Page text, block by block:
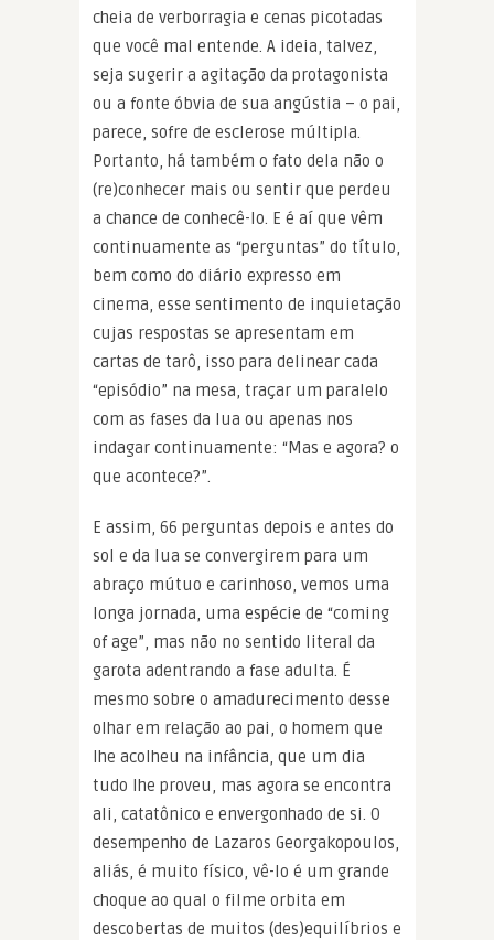
cheia de verborragia e cenas picotadas
que você mal entende. A ideia, talvez,
seja sugerir a agitação da protagonista
ou a fonte óbvia de sua angústia – o pai,
parece, sofre de esclerose múltipla.
Portanto, há também o fato dela não o
(re)conhecer mais ou sentir que perdeu
a chance de conhecê-lo. E é aí que vêm
continuamente as “perguntas” do título,
bem como do diário expresso em
cinema, esse sentimento de inquietação
cujas respostas se apresentam em
cartas de tarô, isso para delinear cada
“episódio” na mesa, traçar um paralelo
com as fases da lua ou apenas nos
indagar continuamente: “Mas e agora? o
que acontece?”.
E assim, 66 perguntas depois e antes do
sol e da lua se convergirem para um
abraço mútuo e carinhoso, vemos uma
longa jornada, uma espécie de “coming
of age”, mas não no sentido literal da
garota adentrando a fase adulta. É
mesmo sobre o amadurecimento desse
olhar em relação ao pai, o homem que
lhe acolheu na infância, que um dia
tudo lhe proveu, mas agora se encontra
ali, catatônico e envergonhado de si. O
desempenho de Lazaros Georgakopoulos,
aliás, é muito físico, vê-lo é um grande
choque ao qual o filme orbita em
descobertas de muitos (des)equilíbrios e